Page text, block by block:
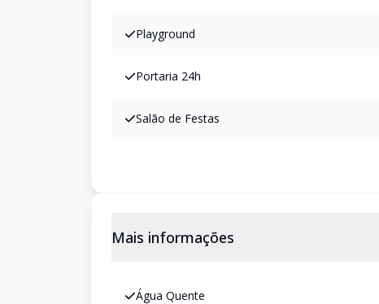
Playground
Portaria 24h
Salão de Festas
Mais informações
Água Quente